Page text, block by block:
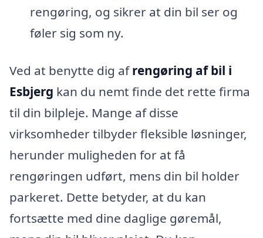
rengøring, og sikrer at din bil ser og
føler sig som ny.
Ved at benytte dig afrengøring af bil i
Esbjerg kan du nemt finde det rette firma
til din bilpleje. Mange af disse
virksomheder tilbyder fleksible løsninger,
herunder muligheden for at få
rengøringen udført, mens din bil holder
parkeret. Dette betyder, at du kan
fortsætte med dine daglige gøremål,